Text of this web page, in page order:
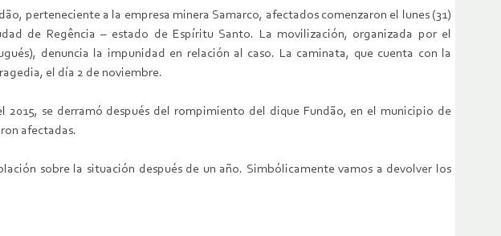
perteneciente a la empresa minera Samarco, afectados comenzaron el lunes (31)
de Regência – estado de Espíritu Santo. La movilización, organizada por el
denuncia la impunidad en relación al caso. La caminata, que cuenta con la
el día 2 de noviembre.
se derramó después del rompimiento del dique Fundão, en el municipio de
afectadas.
sobre la situación después de un año. Simbólicamente vamos a devolver los